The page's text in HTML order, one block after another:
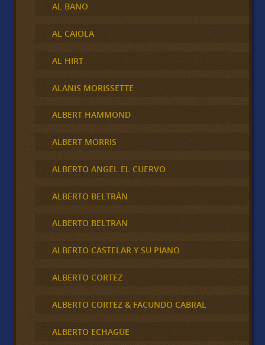
AL BANO
AL CAIOLA
AL HIRT
ALANIS MORISSETTE
ALBERT HAMMOND
ALBERT MORRIS
ALBERTO ANGEL EL CUERVO
ALBERTO BELTRÁN
ALBERTO BELTRAN
ALBERTO CASTELAR Y SU PIANO
ALBERTO CORTEZ
ALBERTO CORTEZ & FACUNDO CABRAL
ALBERTO ECHAGÜE